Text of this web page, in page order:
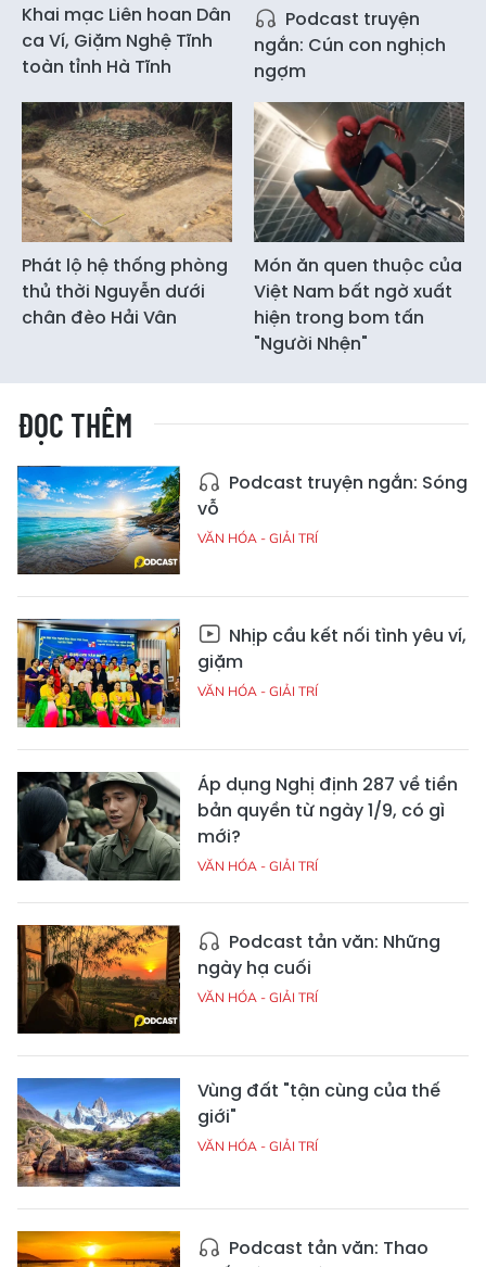
Khai mạc Liên hoan Dân
ca Ví, Giặm Nghệ Tĩnh
toàn tỉnh Hà Tĩnh
Podcast truyện
ngắn: Cún con nghịch
ngợm
Phát lộ hệ thống phòng
thủ thời Nguyễn dưới
chân đèo Hải Vân
Món ăn quen thuộc của
Việt Nam bất ngờ xuất
hiện trong bom tấn
"Người Nhện"
ĐỌC THÊM
Podcast truyện ngắn: Sóng
vỗ
VĂN HÓA - GIẢI TRÍ
Nhịp cầu kết nối tình yêu ví,
giặm
VĂN HÓA - GIẢI TRÍ
Áp dụng Nghị định 287 về tiền
bản quyền từ ngày 1/9, có gì
mới?
VĂN HÓA - GIẢI TRÍ
Podcast tản văn: Những
ngày hạ cuối
VĂN HÓA - GIẢI TRÍ
Vùng đất "tận cùng của thế
giới"
VĂN HÓA - GIẢI TRÍ
Podcast tản văn: Thao